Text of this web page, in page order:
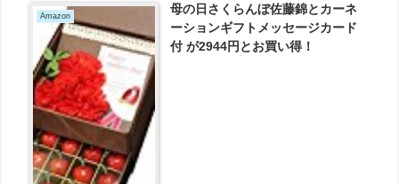
Amazon
母の日さくらんぼ佐藤錦とカーネ
ーションギフトメッセージカード
付 が2944円とお買い得！